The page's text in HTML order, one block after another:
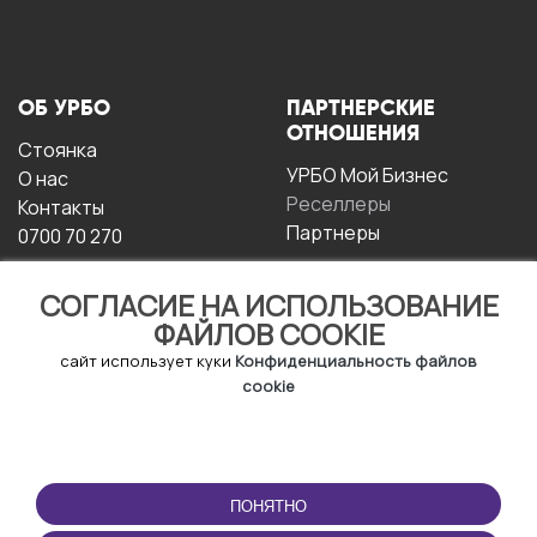
СОГЛАСИЕ НА ИСПОЛЬЗОВАНИЕ
ФАЙЛОВ COOKIE
сайт использует куки Конфиденциальность файлов
cookie
ПОНЯТНО
ОБ УРБО
Стоянка
О нас
Контакты
0700 70 270
ПАРТНЕРСКИЕ
ОТНОШЕНИЯ
УРБО Мой Бизнес
Реселлеры
Партнеры
ЭКСПЛУАТАЦИИ
Условия и положения
ПРИЛОЖЕНИЕ